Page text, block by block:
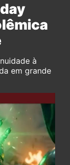
à
em grande